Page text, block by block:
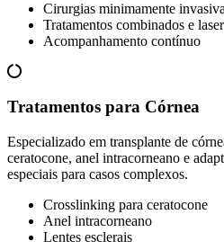
Cirurgias minimamente
Tratamentos combinados e laser
Acompanhamento contínuo
Tratamentos para Córnea
Especializado em transplante de
ceratocone, anel intracorneano e
especiais para casos complexos.
Crosslinking para ceratocone
Anel intracorneano
Lentes esclerais